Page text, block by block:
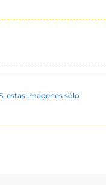
estas imágenes sólo